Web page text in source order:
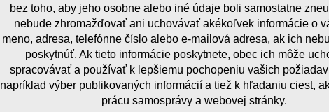
bez toho, aby jeho osobne alebo iné údaje boli samostatne
nebude zhromažďovať ani uchovávať akékoľvek informácie o
meno, adresa, telefónne číslo alebo e-mailová adresa, ak ich
poskytnúť. Ak tieto informácie poskytnete, obec ich môže
spracovávať a používať k lepšiemu pochopeniu vašich
napríklad výber publikovaných informácií a tiež k hľadaniu ciest,
prácu samosprávy a webovej stránky.